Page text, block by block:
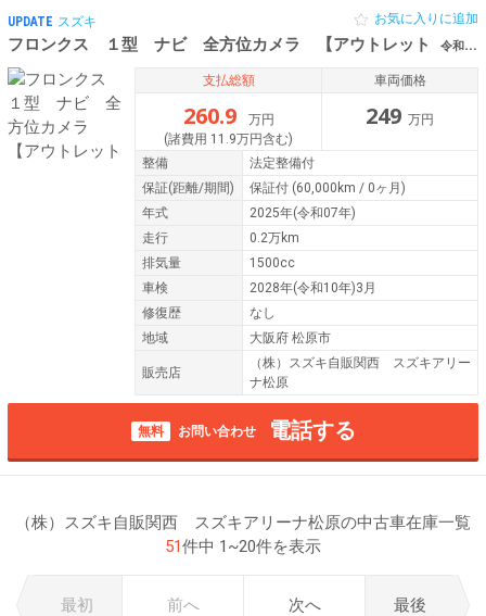
UPDATE スズキ
フロンクス １型 ナビ 全方位カメラ 【アウトレット 令和07年（2025年） 0.2万km 大阪府松原市
お気に入りに追加
支払総額
260.9
万円
(諸費用 11.9万円含む)
車両価格
249 万円
整備
法定整備付
保証(距離/期間) 保証付 (60,000km / 0ヶ月)
年式
2025年(令和07年)
走行
0.2万km
排気量
1500cc
車検
2028年(令和10年)3月
修復歴
なし
地域
大阪府 松原市
販売店
（株）スズキ自販関西 スズキアリー
ナ松原
無料 お問い合わせ 電話する
（株）スズキ自販関西 スズキアリーナ松原の中古車在庫一覧
51件中 1~20件を表示
最初 前へ 次へ 最後